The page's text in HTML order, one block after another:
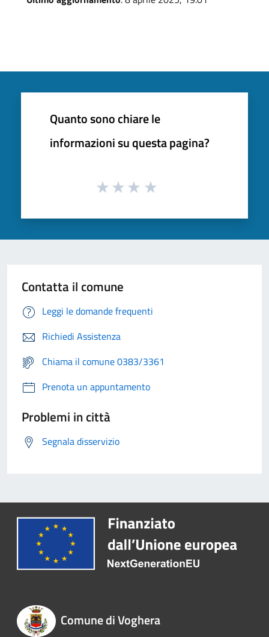
Quanto sono chiare le
informazioni su questa pagina?
Contatta il comune
Leggi le domande frequenti
Richiedi Assistenza
Chiama il comune 0383/3361
Prenota un appuntamento
Problemi in città
Segnala disservizio
Comune di Voghera